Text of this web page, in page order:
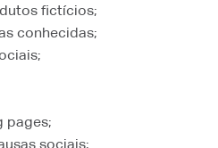
fictícios;
conhecidas;
pages;
sociais;